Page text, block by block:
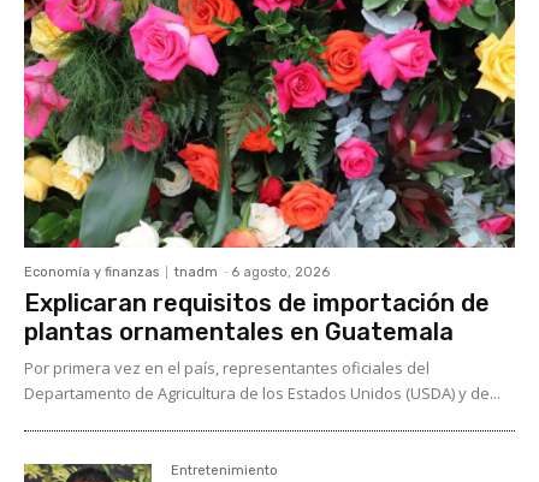
Economía y finanzas tnadm - 6 agosto, 2026
Explicaran requisitos de importación de
plantas ornamentales en Guatemala
Por primera vez en el país, representantes oficiales del
Departamento de Agricultura de los Estados Unidos (USDA) y de...
Entretenimiento